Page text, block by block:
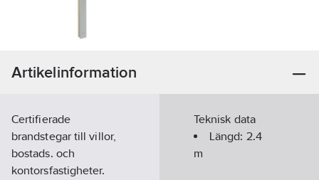
Artikelinformation
Certifierade
brandstegar till villor,
bostads. och
kontorsfastigheter.
Teknisk data
Längd: 2.4
m